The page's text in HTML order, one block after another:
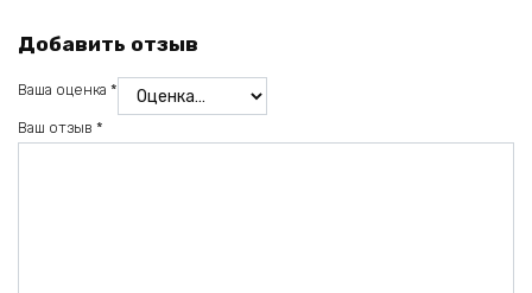
Добавить отзыв
Ваша оценка *
Ваш отзыв *